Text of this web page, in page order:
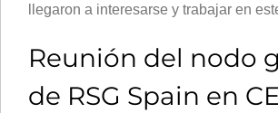
llegaron a interesarse y trabajar en
Reunión del nodo
de RSG Spain en